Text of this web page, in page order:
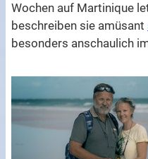
Wochen auf Martinique
beschreiben sie amüsant
besonders anschaulich